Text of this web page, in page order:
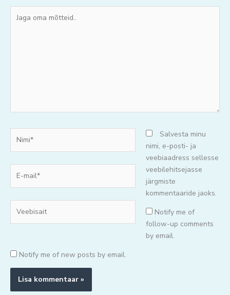
oma
mail*
Salvesta minu
nimi, e-posti- ja
veebiaadress sellesse
veebilehitsejasse
järgmiste
kommentaaride jaoks.
Notify me of
follow-up comments
by email.
Notify me of new posts by email.